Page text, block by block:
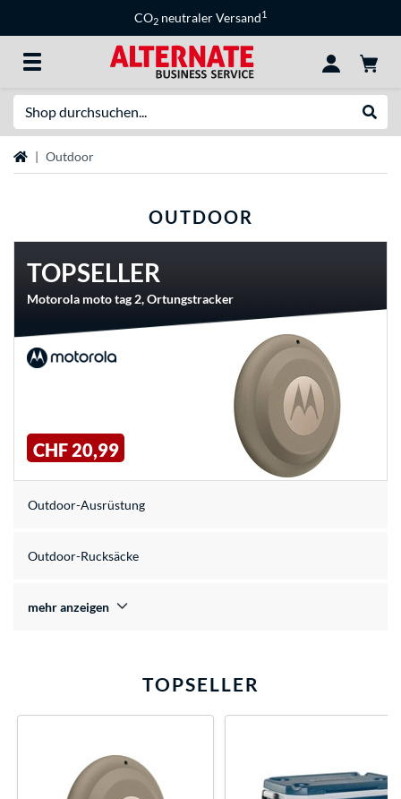
CO2 neutraler Versand1
StartseiteOutdoor
OUTDOOR
TOPSELLER
Motorola moto tag 2, Ortungstracker
CHF 20,99
Outdoor-Ausrüstung
Outdoor-Rucksäcke
mehr anzeigen
TOPSELLER